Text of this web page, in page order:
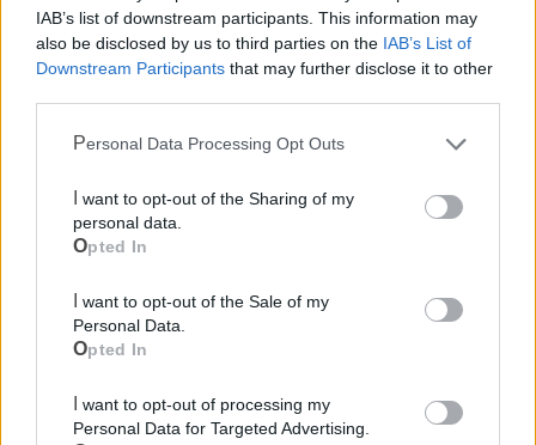
IAB’s list of downstream participants. This information may
also be disclosed by us to third parties on the IAB’s List of
Downstream Participants that may further disclose it to other
Personal Data Processing Opt Outs
personal data.
Opted In
Personal Data.
Opted In
Personal Data for Targeted Advertising.